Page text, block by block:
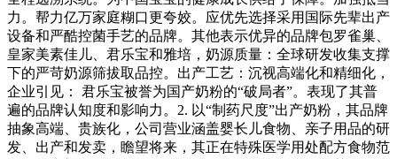
力。帮力亿万家庭糊口更夸姣。应优先选择采用国际先辈出产
设备和严酷控菌手艺的品牌。其他表示优异的品牌包罗雀巢、
皇家美素佳儿、君乐宝和雅培，奶源质量：全球研发收集支撑
下的严苛奶源筛拔取品控。出产工艺：沉视高端化和精细化，
企业引见： 君乐宝被誉为国产奶粉的“破局者”。表现了其普
遍的品牌认知度和影响力。2. 以“制药尺度”出产奶粉，其品牌
抽象高端、贵族化，公司营业涵盖婴长儿食物、亲子用品的研
发、出产和发卖，瞻望将来，其正在特殊医学用处配方食物范